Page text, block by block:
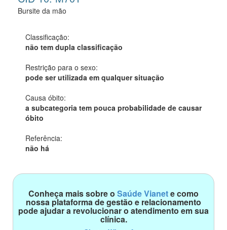
Bursite da mão
Classificação:
não tem dupla classificação
Restrição para o sexo:
pode ser utilizada em qualquer situação
Causa óbito:
a subcategoria tem pouca probabilidade de causar
óbito
Referência:
não há
Conheça mais sobre o Saúde Vianete como
nossa plataforma de gestão e relacionamento
pode ajudar a revolucionar o atendimento em sua
clínica.